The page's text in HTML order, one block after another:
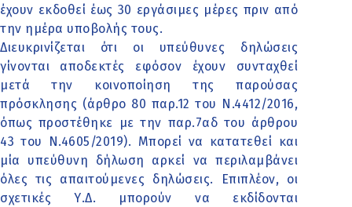
έχουν εκδοθεί έως 30 εργάσιμες μέρες πριν από
την ημέρα υποβολής τους.
Διευκρινίζεται ότι οι υπεύθυνες δηλώσεις
γίνονται αποδεκτές εφόσον έχουν συνταχθεί
μετά την κοινοποίηση της παρούσας
πρόσκλησης (άρθρο 80 παρ.12 του Ν.4412/2016,
όπως προστέθηκε με την παρ.7αδ του άρθρου
43 του Ν.4605/2019). Μπορεί να κατατεθεί και
μία υπεύθυνη δήλωση αρκεί να περιλαμβάνει
όλες τις απαιτούμενες δηλώσεις. Επιπλέον, οι
σχετικές Υ.Δ. μπορούν να εκδίδονται